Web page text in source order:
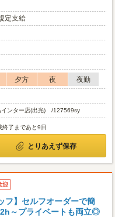
定支給
夕方 夜
夜勤
インター店(出光) /127569sy
終了まであと9日
とりあえず保存
迎
フ】セルフオーダーで簡
～プライベートも両立◎